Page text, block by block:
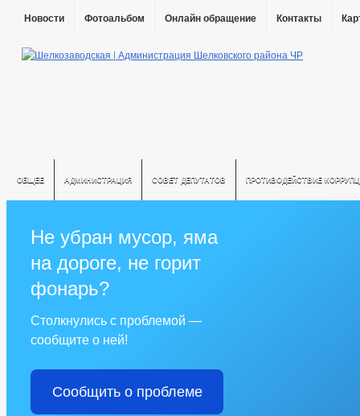
Новости Фотоальбом Онлайн обращение Контакты
ОБЩЕЕ АДМИНИСТРАЦИЯ СОВЕТ ДЕПУТАТОВ ПРОТИВОДЕЙСТВИЕ
Не убран мусор, яма
на дороге, не горит
фонарь?
Столкнулись с проблемой —
сообщите о ней!
Сообщить о проблеме